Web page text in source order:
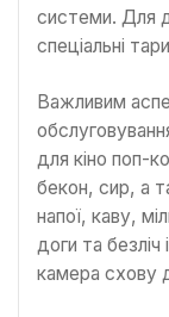
системи. Для
спеціальні
Важливим
для кіно поп-
бекон, сир, а
напої, каву,
доги та
камера схову